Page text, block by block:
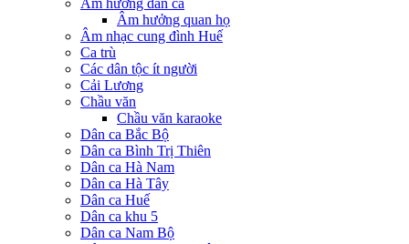
Âm hưởng dân ca
Âm hưởng quan họ
Âm nhạc cung đình Huế
Ca trù
Các dân tộc ít người
Cải Lương
Chầu văn
Chầu văn karaoke
Dân ca Bắc Bộ
Dân ca Bình Trị Thiên
Dân ca Hà Nam
Dân ca Hà Tây
Dân ca Huế
Dân ca khu 5
Dân ca Nam Bộ